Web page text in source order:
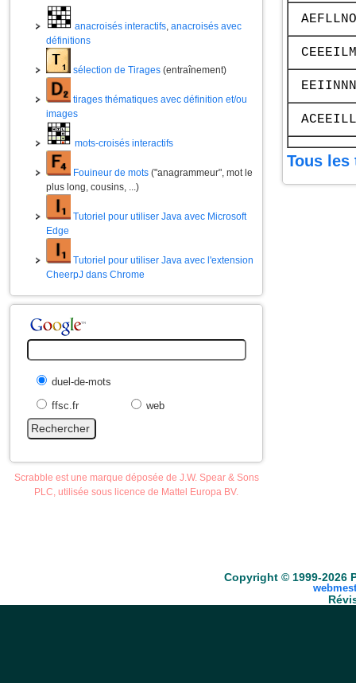
anacroisés interactifs, anacroisés avec
définitions
sélection de Tirages (entraînement)
tirages thématiques avec définition et/ou
images
mots-croisés interactifs
Fouineur de mots ("anagrammeur", mot le
plus long, cousins, ...)
Tutoriel pour utiliser Java avec Microsoft
Edge
Tutoriel pour utiliser Java avec l'extension
CheerpJ dans Chrome
duel-de-mots
ffsc.fr
web
Scrabble est une marque déposée de J.W. Spear & Sons
PLC, utilisée sous licence de Mattel Europa BV.
Tous les
Copyright © 1999-2026